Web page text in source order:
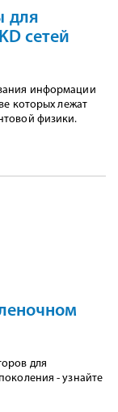
для
сетей
информации
которых лежат
физики.
для
- узнайте